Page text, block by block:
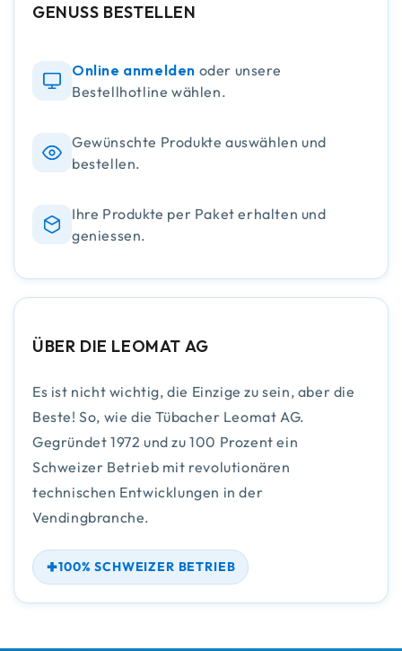
GENUSS BESTELLEN
Online anmelden oder unsere
Bestellhotline wählen.
Gewünschte Produkte auswählen und
bestellen.
Ihre Produkte per Paket erhalten und
geniessen.
ÜBER DIE LEOMAT AG
Es ist nicht wichtig, die Einzige zu sein, aber die
Beste! So, wie die Tübacher Leomat AG.
Gegründet 1972 und zu 100 Prozent ein
Schweizer Betrieb mit revolutionären
technischen Entwicklungen in der
Vendingbranche.
100% SCHWEIZER BETRIEB